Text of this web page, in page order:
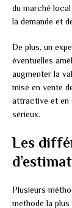
du marché
la demande et
De plus, un
éventuelles
augmenter la
mise en vente
attractive et en
sérieux.
Les
Plusieurs
méthode la